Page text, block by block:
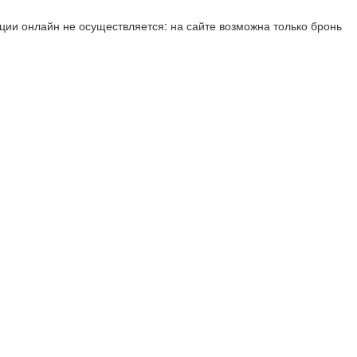
онлайн не осуществляется: на сайте возможна только бронь